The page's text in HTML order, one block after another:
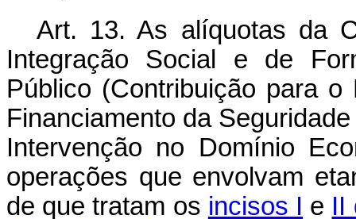
Art. 13. As alíquotas da
Integração Social e de
Público (Contribuição para
Financiamento da
Intervenção no Domínio
operações que envolvam
de que tratam os incisos I e II